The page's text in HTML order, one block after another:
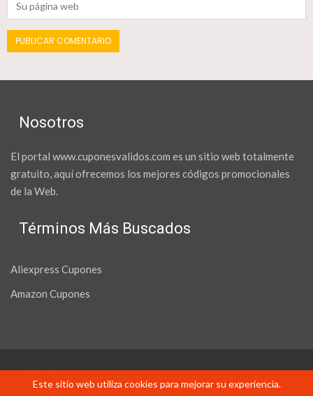
Nosotros
El portal www.cuponesvalidos.com es un sitio web totalmente
gratuito, aquí ofrecemos los mejores códigos promocionales
de la Web.
Términos Más Buscados
Aliexpress Cupones
Amazon Cupones
de la web
Este sitio web utiliza cookies para mejorar su experiencia.